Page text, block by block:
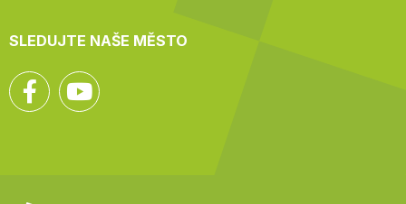
SLEDUJTE NAŠE MĚSTO
Facebook